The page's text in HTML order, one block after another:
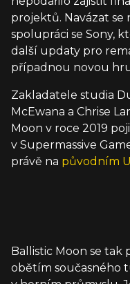
projektů. Navázat se
spolupráci se Sony,
další updaty pro
případnou novou
Zakladatele studia
McEwana a Chrise
Moon v roce 2019
v Supermassive
právě na původním
Ballistic Moon se
obětím